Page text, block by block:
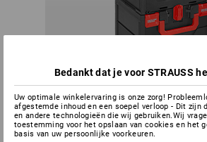
Nooit meer de halve toren uit elkaar
gereedschap te komen - bij de
altijd elke box openen.
Bedankt dat je voor STRAUSS
Uw optimale winkelervaring is onze zorg!
afgestemde inhoud en een soepel verloop - Dit zijn
en andere technologieën die wij gebruiken.Wij
toestemming voor het opslaan van cookies en het
basis van uw persoonlijke voorkeuren.